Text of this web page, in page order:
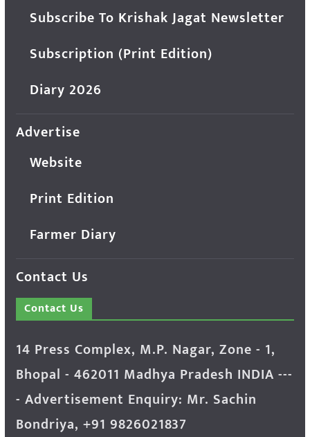
Subscribe To Krishak Jagat Newsletter
Subscription (Print Edition)
Diary 2026
Advertise
Website
Print Edition
Farmer Diary
Contact Us
Contact Us
14 Press Complex, M.P. Nagar, Zone - 1,
Bhopal - 462011 Madhya Pradesh INDIA ---
- Advertisement Enquiry: Mr. Sachin
Bondriya, +91 9826021837